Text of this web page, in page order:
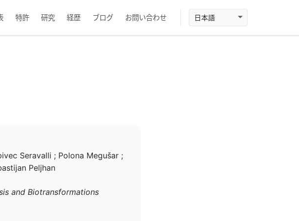
特許 研究 経歴 ブログ お問い合わせ
Seravalli ; Polona Megušar ;
Peljhan
and Biotransformations